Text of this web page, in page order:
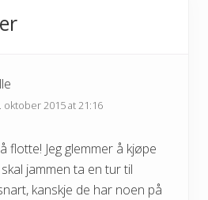
oktober 2015 at 21:16
flotte! Jeg glemmer å kjøpe
jammen ta en tur til
kanskje de har noen på